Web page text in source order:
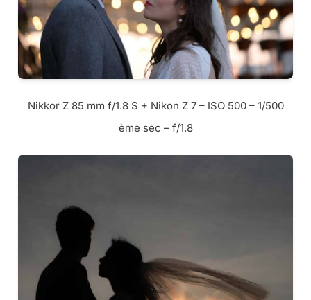
Nikkor Z 85 mm f/1.8 S + Nikon Z 7 – ISO 500 – 1/500
ème sec – f/1.8